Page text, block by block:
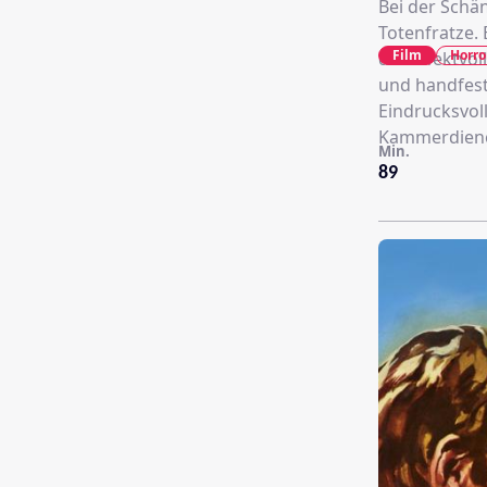
Bei der
Totenfratze.
der
und
89
Min.
Film